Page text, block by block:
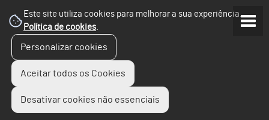
Este site utiliza cookies para melhorar a sua experiência.
Política de cookies.
Personalizar cookies
Aceitar todos os Cookies
Desativar cookies não essenciais